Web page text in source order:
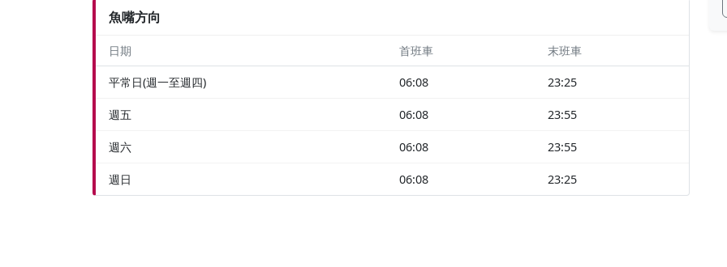
魚嘴方向
日期 首班車 末班車
平常日(週一至週四) 06:08 23:25
週五 06:08 23:55
週六 06:08 23:55
週日 06:08 23:25